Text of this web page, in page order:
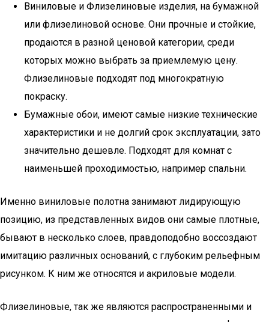
Виниловые и Флизелиновые изделия, на бумажной
или флизелиновой основе. Они прочные и стойкие,
продаются в разной ценовой категории, среди
которых можно выбрать за приемлемую цену.
Флизелиновые подходят под многократную
покраску.
Бумажные обои, имеют самые низкие технические
характеристики и не долгий срок эксплуатации, зато
значительно дешевле. Подходят для комнат с
наименьшей проходимостью, например спальни.
Именно виниловые полотна занимают лидирующую
позицию, из представленных видов они самые плотные,
бывают в несколько слоев, правдоподобно воссоздают
имитацию различных оснований, с глубоким рельефным
рисунком. К ним же относятся и акриловые модели.
Флизелиновые, так же являются распространенными и